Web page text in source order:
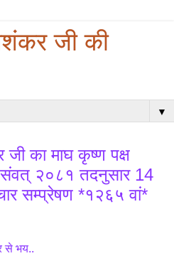
जी की
▼
का माघ कृष्ण पक्ष
संवत् २०८१ तदनुसार 14
सम्प्रेषण *१२६५ वां*
से भय..